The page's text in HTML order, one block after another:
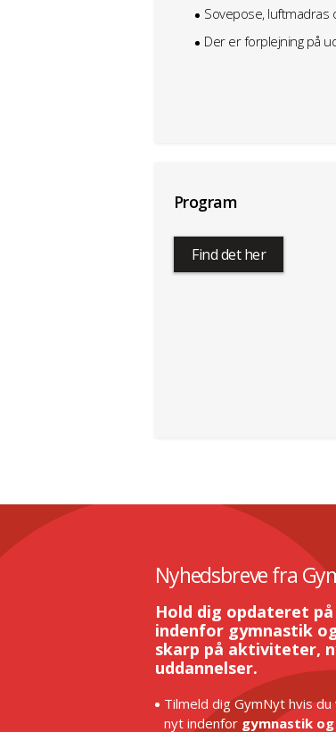
Sovepose, luftmadras
Der er forplejning på
Program
Find det her
Nyhedsbreve fra
Hold dig opdateret
indenfor gymnastik
skarp på aktiviteter,
uddannelser.
Tilmeld dig GymNyt hvis
nyt indenfor gymnastik